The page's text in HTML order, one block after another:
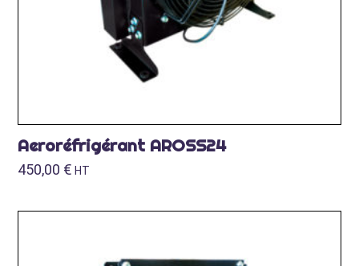
Aeroréfrigérant AROSS24
450,00 € HT